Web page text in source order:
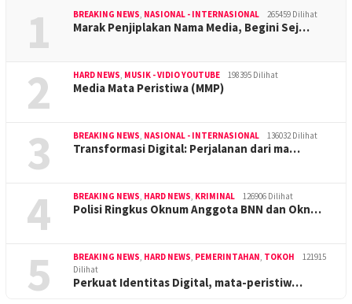
1 BREAKING NEWS NASIONAL - INTERNASIONAL 265459 Dilihat
Marak Penjiplakan Nama Media, Begini Sej…
2 HARD NEWS MUSIK - VIDIO YOUTUBE 198395 Dilihat
Media Mata Peristiwa (MMP)
3 BREAKING NEWS NASIONAL - INTERNASIONAL 136032 Dilihat
Transformasi Digital: Perjalanan dari ma…
4 BREAKING NEWS HARD NEWS KRIMINAL 126906 Dilihat
Polisi Ringkus Oknum Anggota BNN dan Okn…
5 BREAKING NEWS HARD NEWS PEMERINTAHAN TOKOH
121915
Dilihat
Perkuat Identitas Digital, mata-peristiw…